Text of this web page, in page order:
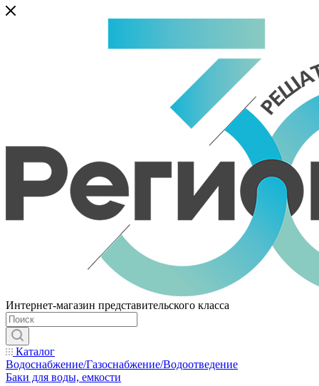
Интернет-магазин представительского класса
Каталог
Водоснабжение/Газоснабжение/Водоотведение
Баки для воды, емкости